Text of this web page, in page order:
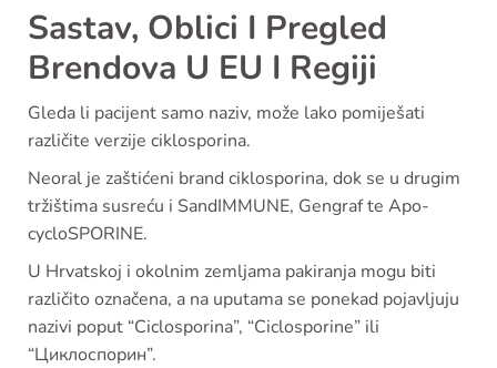
Sastav, Oblici I Pregled
Brendova U EU I Regiji
Gleda li pacijent samo naziv, može lako pomiješati
različite verzije ciklosporina.
Neoral je zaštićeni brand ciklosporina, dok se u drugim
tržištima susreću i SandIMMUNE, Gengraf te Apo-
cycloSPORINE.
U Hrvatskoj i okolnim zemljama pakiranja mogu biti
različito označena, a na uputama se ponekad pojavljuju
nazivi poput “Ciclosporina”, “Ciclosporine” ili
“Циклоспорин”.